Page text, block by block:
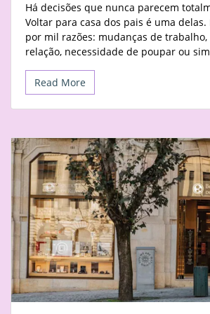
Há decisões que nunca parecem
Voltar para casa dos pais é uma delas.
por mil razões: mudanças de
relação, necessidade de poupar ou
Read More